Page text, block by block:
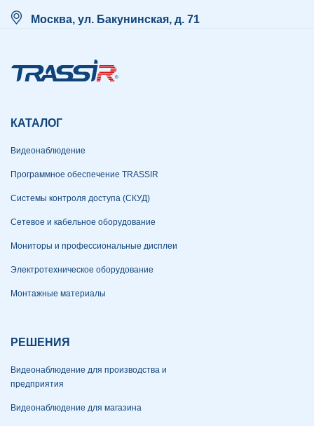
Москва, ул. Бакунинская, д. 71
КАТАЛОГ
Видеонаблюдение
Программное обеспечение TRASSIR
Системы контроля доступа (СКУД)
Сетевое и кабельное оборудование
Мониторы и профессиональные дисплеи
Электротехническое оборудование
Монтажные материалы
РЕШЕНИЯ
Видеонаблюдение для производства и
предприятия
Видеонаблюдение для магазина